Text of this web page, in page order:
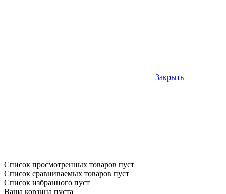
Закрыть
Список просмотренных товаров пуст
Список сравниваемых товаров пуст
Список избранного пуст
Ваша корзина пуста